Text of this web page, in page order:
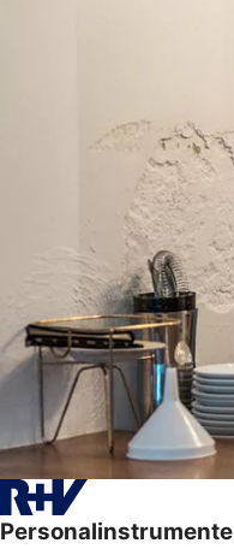
Personalinstrumente